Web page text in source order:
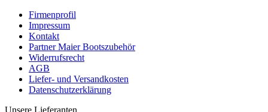
Firmenprofil
Impressum
Kontakt
Partner Maier Bootszubehör
Widerrufsrecht
AGB
Liefer- und Versandkosten
Datenschutzerklärung
Unsere Lieferanten